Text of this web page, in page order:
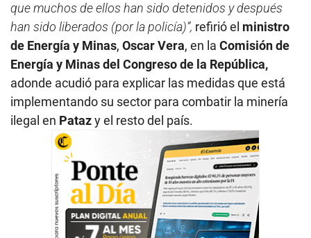
que muchos de ellos han sido detenidos y después
han sido liberados (por la policía)”, refirió el ministro
de Energía y Minas, Oscar Vera, en la Comisión de
Energía y Minas del Congreso de la República,
adonde acudió para explicar las medidas que está
implementando su sector para combatir la minería
ilegal en Patazy el resto del país.